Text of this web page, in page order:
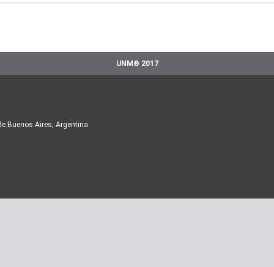
UNM® 2017
Buenos Aires, Argentina